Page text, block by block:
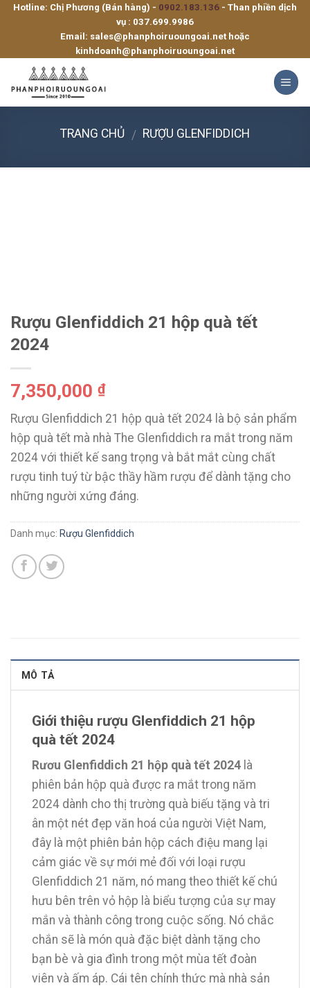
SkipHotline: Chị Phương (Bán hàng) - 0902.183.136 - Than phiền dịch
vụ : 037.699.9986
Email: sales@phanphoiruoungoai.net hoặc
kinhdoanh@phanphoiruoungoai.net
TRANG CHỦ / RƯỢU GLENFIDDICH
Rượu Glenfiddich 21 hộp quà tết
2024
7,350,000 ₫
Rượu Glenfiddich 21 hộp quà tết 2024 là bộ sản phẩm
hộp quà tết mà nhà The Glenfiddich ra mắt trong năm
2024 với thiết kế sang trọng và bắt mắt cùng chất
rượu tinh tuý từ bậc thầy hầm rượu để dành tặng cho
những người xứng đáng.
Danh mục: Rượu Glenfiddich
MÔ TẢ
Giới thiệu rượu Glenfiddich 21 hộp
quà tết 2024
Rươu Glenfiddich 21 hộp quà tết 2024 là
phiên bản hộp quà được ra mắt trong năm
2024 dành cho thị trường quà biếu tặng và tri
ân một nét đẹp văn hoá của người Việt Nam,
đây là một phiên bản hộp cách điệu mang lại
cảm giác về sự mới mẻ đối với loại rượu
Glenfiddich 21 năm, nó mang theo thiết kế chú
hưu bên trên vỏ hộp là biểu tượng của sự may
mắn và thành công trong cuộc sống. Nó chắc
chắn sẽ là món quà đặc biệt dành tặng cho
bạn bè và gia đình trong một mùa tết đoàn
viên và ấm áp. Cái tên chính thức mà nhà sản